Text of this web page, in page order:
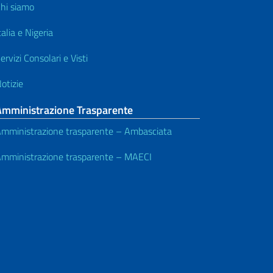
siamo
e Nigeria
Consolari e Visti
Trasparente
trasparente – Ambasciata
trasparente – MAECI